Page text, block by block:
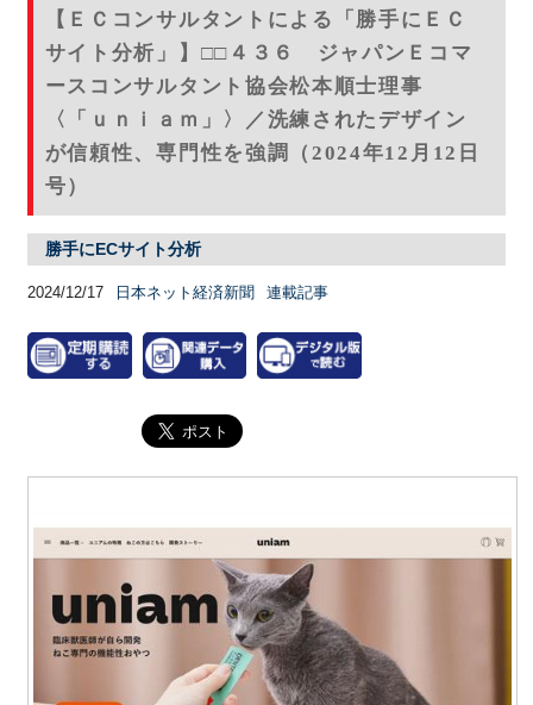
【ＥＣコンサルタントによる「勝手にＥＣ
サイト分析」】□□４３６ ジャパンＥコマ
ースコンサルタント協会松本順士理事
〈「ｕｎｉａｍ」〉／洗練されたデザイン
が信頼性、専門性を強調（2024年12月12日
号）
勝手にECサイト分析
2024/12/17 日本ネット経済新聞 連載記事